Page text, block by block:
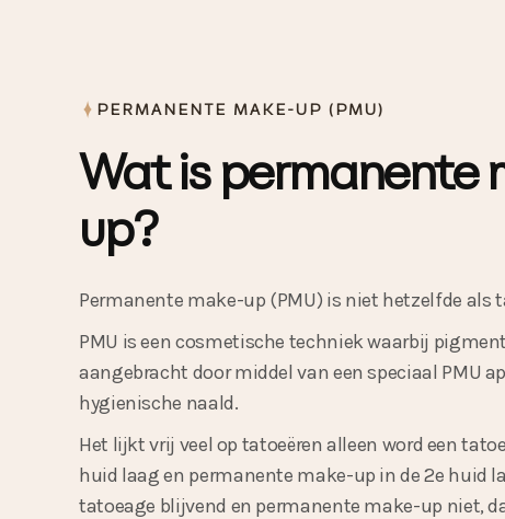
PERMANENTE MAKE-UP (PMU)
Wat is permanente
up?
Permanente make-up (PMU) is niet hetzelfde als
PMU is een cosmetische techniek waarbij
aangebracht door middel van een speciaal PMU
hygienische naald.
Het lijkt vrij veel op tatoeëren alleen word een
huid laag en permanente make-up in de 2e huid
tatoeage blijvend en permanente make-up niet,